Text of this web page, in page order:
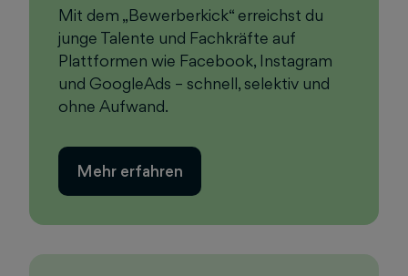
Mit dem „Bewerberkick“ erreichst du
junge Talente und Fachkräfte auf
Plattformen wie Facebook, Instagram
und GoogleAds – schnell, selektiv und
ohne Aufwand.
Mehr erfahren